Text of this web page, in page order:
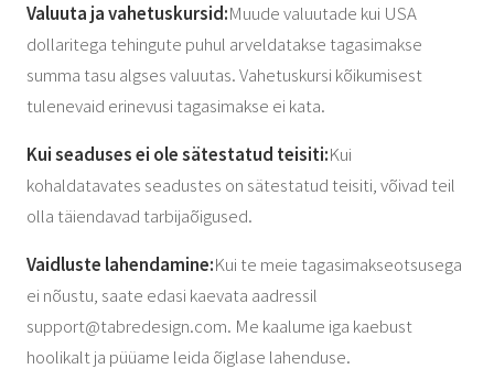
Valuuta ja vahetuskursid:Muude valuutade kui USA
dollaritega tehingute puhul arveldatakse tagasimakse
summa tasu algses valuutas. Vahetuskursi kõikumisest
tulenevaid erinevusi tagasimakse ei kata.
Kui seaduses ei ole sätestatud teisiti:Kui
kohaldatavates seadustes on sätestatud teisiti, võivad teil
olla täiendavad tarbijaõigused.
Vaidluste lahendamine:Kui te meie tagasimakseotsusega
ei nõustu, saate edasi kaevata aadressil
support@tabredesign.com. Me kaalume iga kaebust
hoolikalt ja püüame leida õiglase lahenduse.